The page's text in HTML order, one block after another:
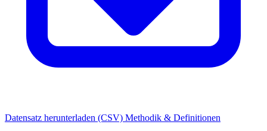
Datensatz herunterladen (CSV) Methodik & Definitionen